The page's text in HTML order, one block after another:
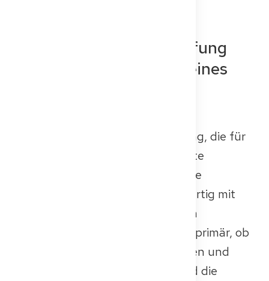
Was ist die Kenntnisprüfung
(KP)? Die Bewertung deines
medizinische Approbationsprüfung, die für
internationale Ärztinnen und Ärzte
erforderlich ist, deren medizinische
Qualifikationen nicht als gleichwertig mit
einem deutschen Medizinstudium
angesehen werden. Sie bewertet primär, ob
im Ausland ausgebildete Ärztinnen und
Ärzte das notwendige Wissen und die